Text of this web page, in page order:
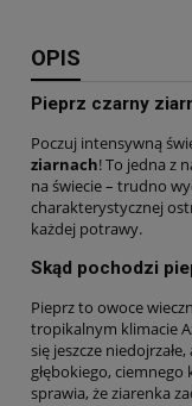
OPIS
Pieprz czarny
Poczuj intensywną
ziarnach! To jedna z
na świecie – trudno
charakterystycznej
każdej potrawy.
Skąd pochodzi
Pieprz to owoce
tropikalnym klimacie
się jeszcze
głębokiego,
sprawia, że ziarenka